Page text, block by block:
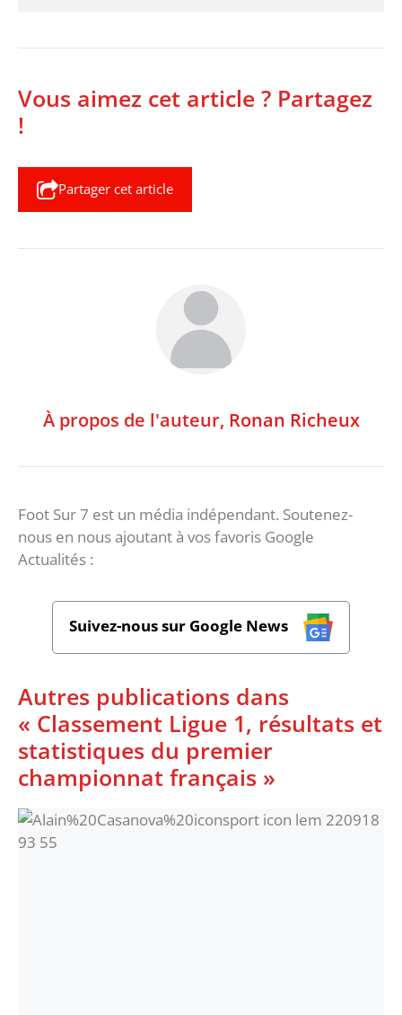
Vous aimez cet article ? Partagez
!
Partager cet article
À propos de l'auteur, Ronan Richeux
Foot Sur 7 est un média indépendant. Soutenez-
nous en nous ajoutant à vos favoris Google
Actualités :
Suivez-nous sur Google News
Autres publications dans
« Classement Ligue 1, résultats et
statistiques du premier
championnat français »